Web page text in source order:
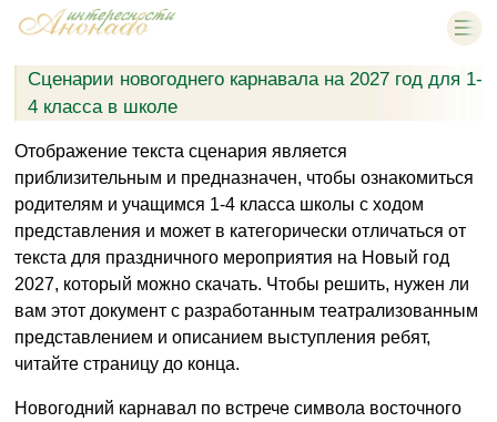
Сценарии новогоднего карнавала на 2027 год для 1-
4 класса в школе
Отображение текста сценария является
приблизительным и предназначен, чтобы ознакомиться
родителям и учащимся 1-4 класса школы с ходом
представления и может в категорически отличаться от
текста для праздничного мероприятия на Новый год
2027, который можно скачать. Чтобы решить, нужен ли
вам этот документ с разработанным театрализованным
представлением и описанием выступления ребят,
читайте страницу до конца.
Новогодний карнавал по встрече символа восточного